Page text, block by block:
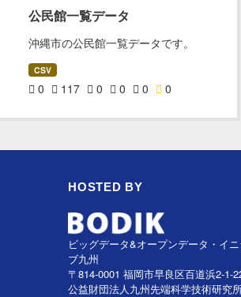
公民館一覧データ
沖縄市の公民館一覧データです。
CSV
0 117 0 0 0 0
HOSTED BY
ビッグデータ&オープンデータ・イ
ブ九州
〒814-0001 福岡市早良区百道浜2-1-
公益財団法人九州先端科学技術研究